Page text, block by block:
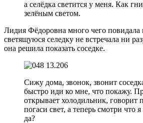
а селёдка светится у меня. Как
зелёным светом.
Лидия Фёдоровна много чего повидала
светящуюся селедку не встречала ни
она решила показать соседке.
Сижу дома, звонок, звонит
быстро иди ко мне, что покажу.
открывает холодильник, говорит
погаси свет, а теперь смотри что
да?